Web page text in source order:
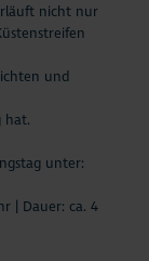
nicht nur
und
hat.
unter:
| Dauer: ca. 4